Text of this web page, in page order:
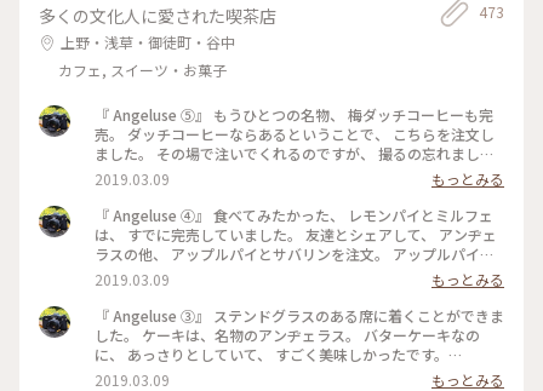
多くの文化人に愛された喫茶店
上野・浅草・御徒町・谷中
カフェ, スイーツ・お菓子
473
『 Angeluse ⑤』 もうひとつの名物、 梅ダッチコーヒーも完
売。 ダッチコーヒーならあるということで、 こちらを注文し
ました。 その場で注いでくれるのですが、 撮るの忘れました
😅 美味しくいただきました。 最初で最後の訪問になりました
が、 本当に行くことが出来てよかったです。 #angeluse#アン
ヂェラス#浅草カフェ#ダッチコーヒー
2019.03.09
もっとみる
『 Angeluse ④』 食べてみたかった、 レモンパイとミルフェ
は、 すでに完売していました。 友達とシェアして、 アンヂェ
ラスの他、 アップルパイとサバリンを注文。 アップルパイ
は、みっちり。 サバリンは、しみしみでした。 #angeluse#ア
ンヂェラス#浅草カフェ#ケーキ#アップルパイ#サバリン
2019.03.09
もっとみる
『 Angeluse ③』 ステンドグラスのある席に着くことができま
した。 ケーキは、名物のアンヂェラス。 バターケーキなの
に、 あっさりとしていて、 すごく美味しかったです。
#angeluse#アンヂェラス#浅草カフェ#ケーキ#おやつ
2019.03.09 もっとみる